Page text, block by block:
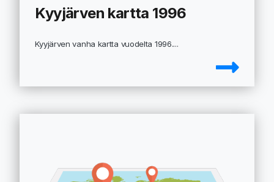
Kyyjärven kartta 1996
Kyyjärven vanha kartta vuodelta 1996....